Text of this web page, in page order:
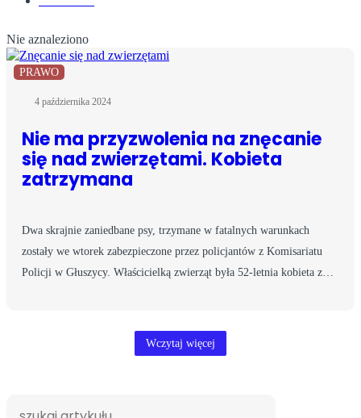
Nie aznaleziono
PRAWO
4 października 2024
Nie ma przyzwolenia na znęcanie
się nad zwierzętami. Kobieta
zatrzymana
Dwa skrajnie zaniedbane psy, trzymane w fatalnych warunkach
zostały we wtorek zabezpieczone przez policjantów z Komisariatu
Policji w Głuszycy. Właścicielką zwierząt była 52-letnia kobieta z…
Wczytaj więcej